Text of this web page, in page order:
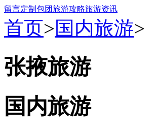
留言定制包团旅游攻略旅游资讯
首页>国内旅游>
张掖旅游
国内旅游